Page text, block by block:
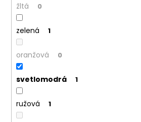
žltá 0
zelená 1
oranžová 0
svetlomodrá 1
ružová 1